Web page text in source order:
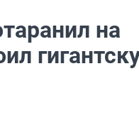
на